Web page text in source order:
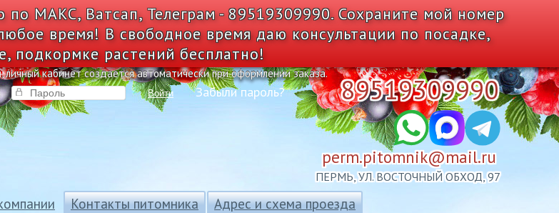
по МАКС, Ватсап, Телеграм - 89519309990. Сохраните мой номер
время! В свободное время даю консультации по посадке,
подкормке растений бесплатно!
личный кабинет создается автоматически при оформлении заказа.
Войти Забыли пароль? 89519309990
perm.pitomnik@mail.ru
ПЕРМЬ, УЛ. ВОСТОЧНЫЙ ОБХОД, 97
Контакты питомника Адрес и схема проезда